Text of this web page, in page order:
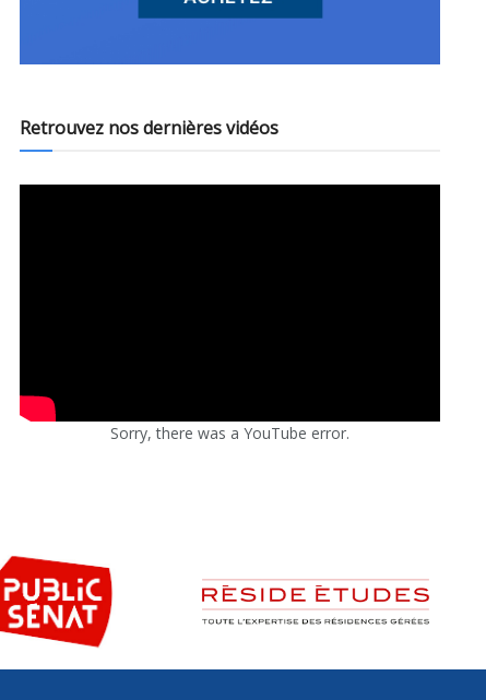
Retrouvez nos dernières vidéos
Sorry, there was a YouTube error.